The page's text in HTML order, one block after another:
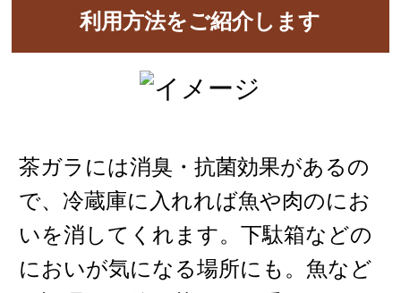
利用方法をご紹介します
茶ガラには消臭・抗菌効果があるの
で、冷蔵庫に入れれば魚や肉のにお
いを消してくれます。下駄箱などの
においが気になる場所にも。魚など